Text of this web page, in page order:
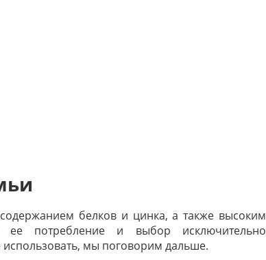
белков и цинка, а также высоким
потребление и выбор исключительно
использовать, мы поговорим дальше.